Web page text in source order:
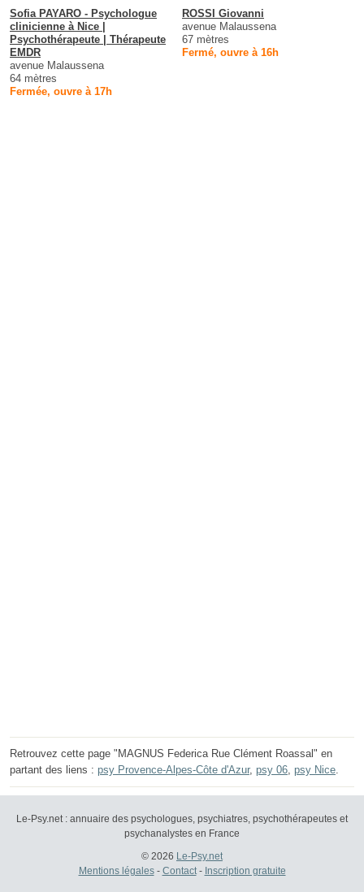
Sofia PAYARO - Psychologue
clinicienne à Nice |
Psychothérapeute | Thérapeute
EMDR
avenue Malaussena
64 mètres
Fermée, ouvre à 17h
ROSSI Giovanni
avenue Malaussena
67 mètres
Fermé, ouvre à 16h
Retrouvez cette page "MAGNUS Federica Rue Clément Roassal" en
partant des liens : psy Provence-Alpes-Côte d'Azur, psy 06, psy Nice.
Le-Psy.net : annuaire des psychologues, psychiatres, psychothérapeutes et
psychanalystes en France
© 2026 Le-Psy.net
Mentions légales- Contact- Inscription gratuite